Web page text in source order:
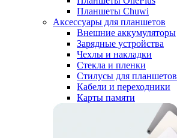
Планшеты Chuwi
Аксессуары для планшетов
Внешние аккумуляторы
Зарядные устройства
Чехлы и накладки
Стекла и пленки
Стилусы для планшетов
Кабели и переходники
Карты памяти